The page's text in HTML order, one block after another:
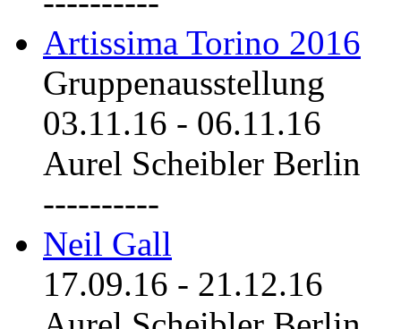
Artissima Torino 2016
Gruppenausstellung
03.11.16 - 06.11.16
Aurel Scheibler Berlin
----------
Neil Gall
17.09.16 - 21.12.16